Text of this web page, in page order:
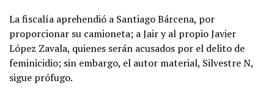
La fiscalía aprehendió a Santiago Bárcena, por
proporcionar su camioneta; a Jair y al propio Javier
López Zavala, quienes serán acusados por el delito de
feminicidio; sin embargo, el autor material, Silvestre N,
sigue prófugo.